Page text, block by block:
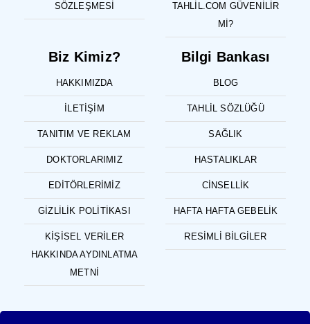
SÖZLEŞMESI
TAHLIL.COM GÜVENILIR
MI?
Biz Kimiz?
HAKKIMIZDA
İLETIŞIM
TANITIM VE REKLAM
DOKTORLARIMIZ
EDITÖRLERIMIZ
GIZLILIK POLITIKASI
KIŞISEL VERILER
HAKKINDA AYDINLATMA
METNI
Bilgi Bankası
BLOG
TAHLIL SÖZLÜĞÜ
SAĞLIK
HASTALIKLAR
CINSELLIK
HAFTA HAFTA GEBELIK
RESIMLI BILGILER